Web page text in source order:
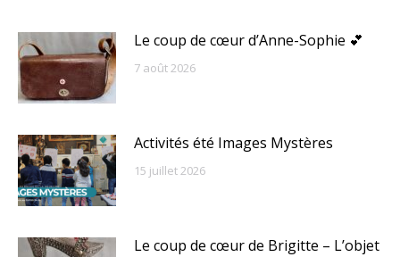
Le coup de cœur d’Anne-Sophie 💕
7 août 2026
Activités été Images Mystères
15 juillet 2026
Le coup de cœur de Brigitte – L’objet